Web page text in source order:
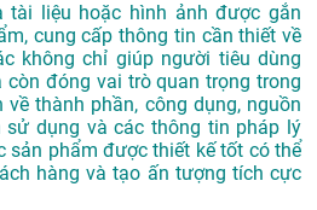
tài liệu hoặc hình ảnh được gắn
cung cấp thông tin cần thiết về
không chỉ giúp người tiêu dùng
còn đóng vai trò quan trọng trong
thành phần, công dụng, nguồn
dụng và các thông tin pháp lý
sản phẩm được thiết kế tốt có thể
hàng và tạo ấn tượng tích cực